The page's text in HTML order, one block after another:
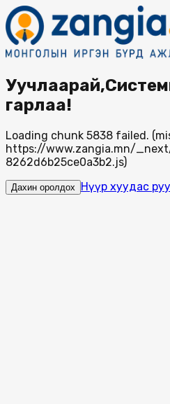
гарлаа!
Loading chunk 5838 failed.
https://www.zangia.mn/
8262d6b25ce0a3b2.js)
Дахин оролдох Нүүр хуудас